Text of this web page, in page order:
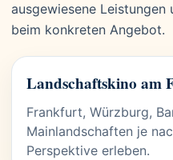
ausgewiesene Leistungen
beim konkreten Angebot.
Landschaftskino am
Frankfurt, Würzburg,
Mainlandschaften je
Perspektive erleben.